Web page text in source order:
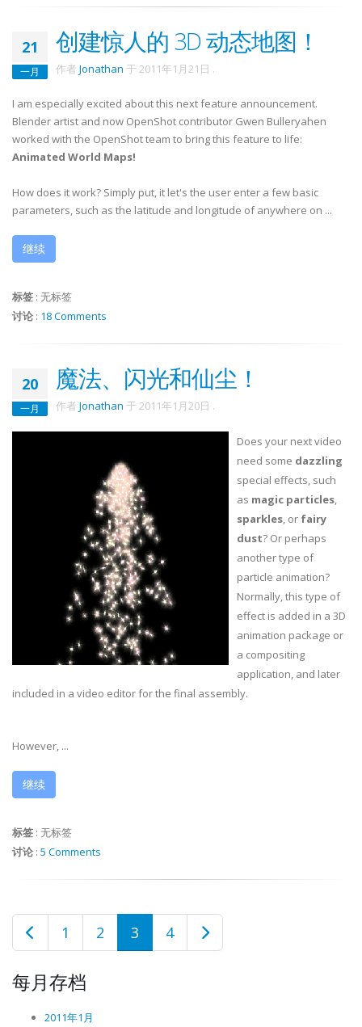
21
一月
创建惊人的 3D 动态地图！
作者 Jonathan 于 2011年1月21日 .
I am especially excited about this next feature announcement.
Blender artist and now OpenShot contributor Gwen Bulleryahen
worked with the OpenShot team to bring this feature to life:
Animated World Maps!
How does it work? Simply put, it let's the user enter a few basic
parameters, such as the latitude and longitude of anywhere on ...
继续
标签 : 无标签
讨论 : 18 Comments
20
一月
魔法、闪光和仙尘！
作者 Jonathan 于 2011年1月20日 .
Does your next video
need some dazzling
special effects, such
as magic particles,
sparkles, or fairy
dust? Or perhaps
another type of
particle animation?
Normally, this type of
effect is added in a 3D
animation package or
a compositing
application, and later
included in a video editor for the final assembly.
However, ...
继续
标签 : 无标签
讨论 : 5 Comments
1 2 3 4
每月存档
2011年1月